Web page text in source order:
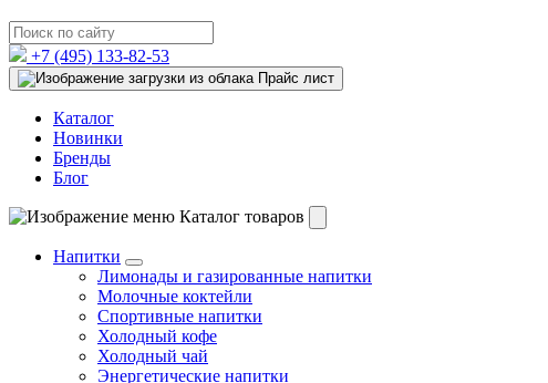
+7 (495) 133-82-53
Прайс лист
Каталог
Новинки
Бренды
Блог
Каталог товаров
Напитки
Лимонады и газированные напитки
Молочные коктейли
Спортивные напитки
Холодный кофе
Холодный чай
Энергетические напитки